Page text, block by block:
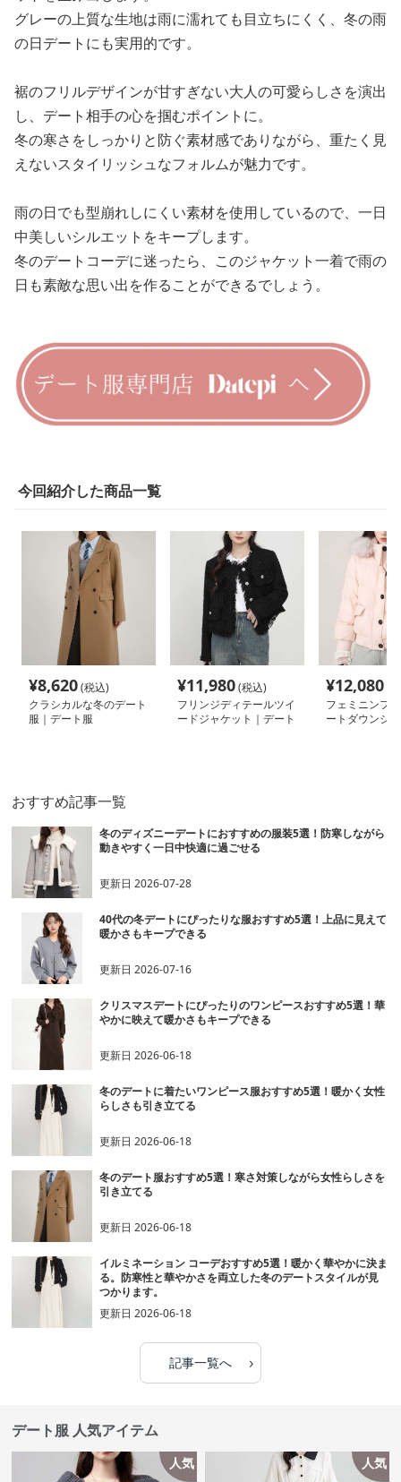
グレーの上質な生地は雨に濡れても目立ちにくく、冬の雨
の日デートにも実用的です。
裾のフリルデザインが甘すぎない大人の可愛らしさを演出
し、デート相手の心を掴むポイントに。
冬の寒さをしっかりと防ぐ素材感でありながら、重たく見
えないスタイリッシュなフォルムが魅力です。
雨の日でも型崩れしにくい素材を使用しているので、一日
中美しいシルエットをキープします。
冬のデートコーデに迷ったら、このジャケット一着で雨の
日も素敵な思い出を作ることができるでしょう。
今回紹介した商品一覧
¥8,620(税込)
クラシカルな冬のデート
服｜デート服
¥11,980(税込)
フリンジディテールツイ
ードジャケット｜デート
¥12,080
フェミニンフ
ートダウンジ
おすすめ記事一覧
冬のディズニーデートにおすすめの服装5選！防寒しながら
動きやすく一日中快適に過ごせる
更新日2026-07-28
40代の冬デートにぴったりな服おすすめ5選！上品に見えて
暖かさもキープできる
更新日2026-07-16
クリスマスデートにぴったりのワンピースおすすめ5選！華
やかに映えて暖かさもキープできる
更新日2026-06-18
冬のデートに着たいワンピース服おすすめ5選！暖かく女性
らしさも引き立てる
更新日2026-06-18
冬のデート服おすすめ5選！寒さ対策しながら女性らしさを
引き立てる
更新日2026-06-18
イルミネーション コーデおすすめ5選！暖かく華やかに決ま
る。防寒性と華やかさを両立した冬のデートスタイルが見
つかります。
更新日2026-06-18
記事一覧へ ›
デート服 人気アイテム
人気 人気